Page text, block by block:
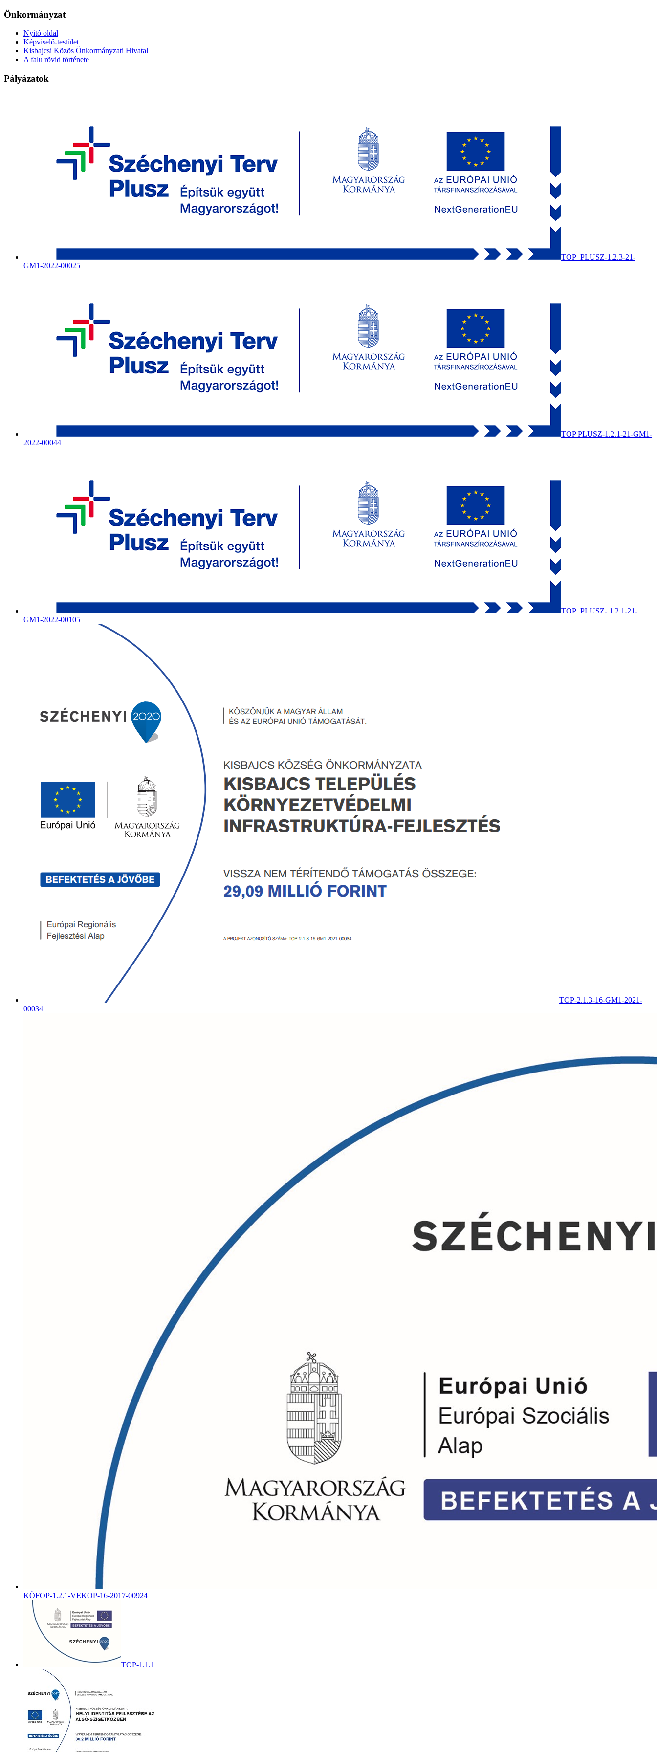
Önkormányzat
Nyitó oldal
Képviselő-testület
Kisbajcsi Közös Önkormányzati Hivatal
A falu rövid története
Pályázatok
TOP_PLUSZ-1.2.3-21-
GM1-2022-00025
TOP PLUSZ-1.2.1-21-GM1-
2022-00044
TOP_PLUSZ- 1.2.1-21-
GM1-2022-00105
TOP-2.1.3-16-GM1-2021-
00034
KÖFOP-1.2.1-VEKOP-16-2017-00924
TOP-1.1.1